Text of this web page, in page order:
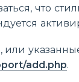
что
или
add.php.